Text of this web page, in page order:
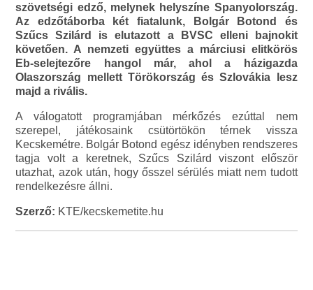
szövetségi edző, melynek helyszíne Spanyolország.
Az edzőtáborba két fiatalunk, Bolgár Botond és
Szűcs Szilárd is elutazott a BVSC elleni bajnokit
követően. A nemzeti együttes a márciusi elitkörös
Eb-selejtezőre hangol már, ahol a házigazda
Olaszország mellett Törökország és Szlovákia lesz
majd a rivális.
A válogatott programjában mérkőzés ezúttal nem
szerepel, játékosaink csütörtökön térnek vissza
Kecskemétre. Bolgár Botond egész idényben rendszeres
tagja volt a keretnek, Szűcs Szilárd viszont először
utazhat, azok után, hogy ősszel sérülés miatt nem tudott
rendelkezésre állni.
Szerző: KTE/kecskemetite.hu